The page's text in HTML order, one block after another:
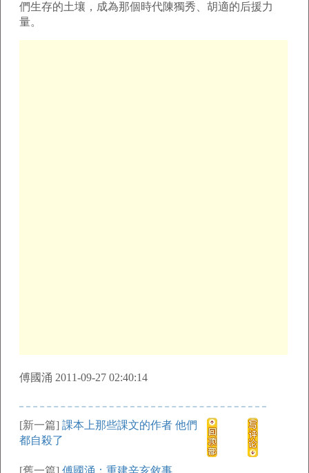
們生存的土壤，成為那個時代陳獨秀、胡適的后援力
量。
傅國涌 2011-09-27 02:40:14
[新一篇] 課本上那些課文的作者 他們
都自殺了
[舊一篇] 傅國涌：重建辛亥敘事